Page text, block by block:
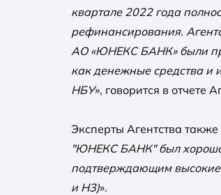
квартале 2022 года
рефинансирования.
АО «ЮНЕКС БАНК» были
как денежные средства и
НБУ», говорится в отчете
Эксперты Агентства также
"ЮНЕКС БАНК" был хорошо
подтверждающим высокие
и Н3)».